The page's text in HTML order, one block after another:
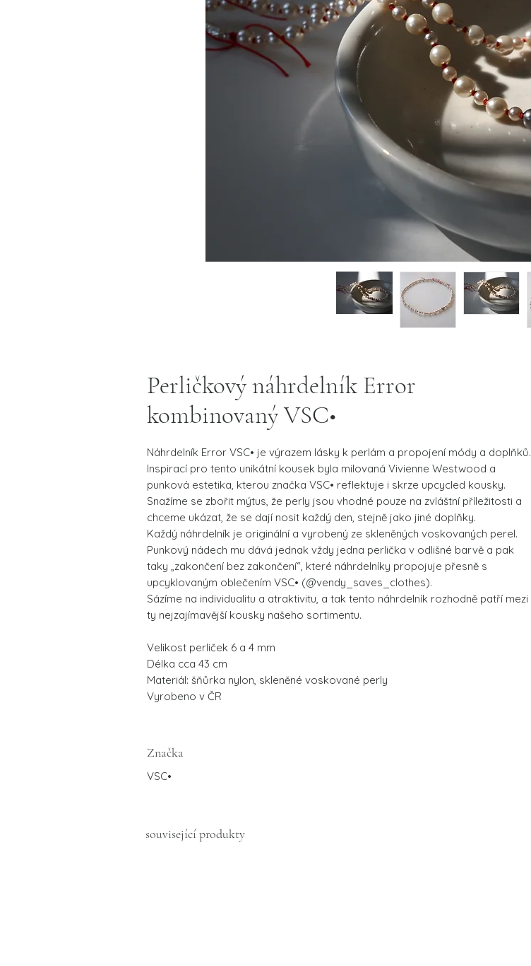
Perličkový náhrdelník Error
kombinovaný VSC•
Náhrdelník Error VSC• je výrazem lásky k perlám a propojení módy a doplňků.
Inspirací pro tento unikátní kousek byla milovaná Vivienne Westwood a
punková estetika, kterou značka VSC• reflektuje i skrze upcycled kousky.
Snažíme se zbořit mýtus, že perly jsou vhodné pouze na zvláštní příležitosti a
chceme ukázat, že se dají nosit každý den, stejně jako jiné doplňky.
Každý náhrdelník je originální a vyrobený ze skleněných voskovaných perel.
Punkový nádech mu dává jednak vždy jedna perlička v odlišné barvě a pak
taky „zakončení bez zakončení“, které náhrdelníky propojuje přesně s
upcyklovaným oblečením VSC• (@vendy_saves_clothes).
Sázíme na individualitu a atraktivitu, a tak tento náhrdelník rozhodně patří mezi
ty nejzajímavější kousky našeho sortimentu.
Velikost perliček 6 a 4 mm
Délka cca 43 cm
Materiál: šňůrka nylon, skleněné voskované perly
Vyrobeno v ČR
Značka
VSC•
související produkty